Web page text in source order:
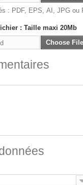
: PDF, EPS, AI, JPG ou
: Taille maxi 20Mb
Choose File